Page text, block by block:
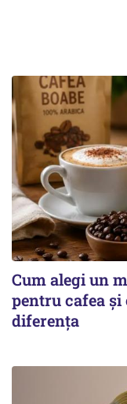
Cum alegi un
pentru cafea și
diferența